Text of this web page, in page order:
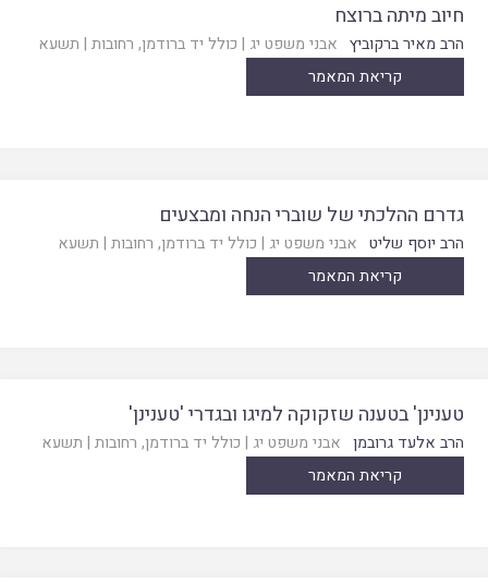
חיוב מיתה ברוצח
הרב מאיר ברקוביץ אבני משפט יג | כולל יד ברודמן, רחובות | תשעא
קריאת המאמר
גדרם ההלכתי של שוברי הנחה ומבצעים
הרב יוסף שליט אבני משפט יג | כולל יד ברודמן, רחובות | תשעא
קריאת המאמר
טענינן' בטענה שזקוקה למיגו ובגדרי 'טענינן'
הרב אלעד גרובמן אבני משפט יג | כולל יד ברודמן, רחובות | תשעא
קריאת המאמר